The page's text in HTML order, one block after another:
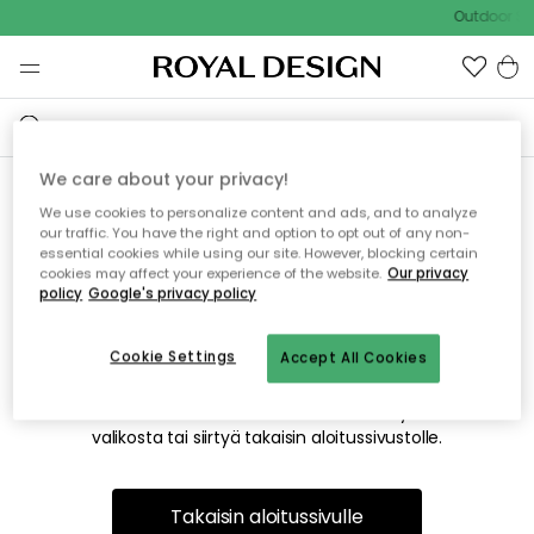
Outdoor
Emme valitettavasti löydä
etsimääsi sivua
Tämä voi johtua siitä, että sivua ei enää ole tai siitä, että se
on siirretty muualle. Pahoittelemme tästä mahdollisesti
valikosta tai siirtyä takaisin aloitussivustolle.
Takaisin aloitussivulle
We care about your privacy!
We use cookies to personalize content and ads, and to analyze
our traffic. You have the right and option to opt out of any non-
essential cookies while using our site. However, blocking certain
cookies may affect your experience of the website. Our privacy
policy Google's privacy policy
Accept All Cookies
Cookie Settings